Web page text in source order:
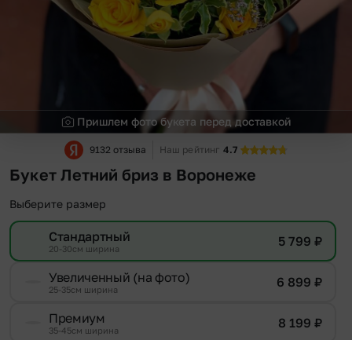
Пришлем фото букета перед доставкой
9132 отзыва Наш рейтинг 4.7
Букет Летний бриз в Воронеже
Выберите размер
Стандартный
20-30см ширина 5 799 ₽
Увеличенный (на фото)
25-35см ширина 6 899 ₽
Премиум
35-45см ширина 8 199 ₽